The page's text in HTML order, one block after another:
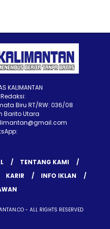
KALIMANTAN
Biru RT/RW: 036/08
Barito Utara
TENTANG KAMI
KARIR
INFO IKLAN
- ALL RIGHTS RESERVED